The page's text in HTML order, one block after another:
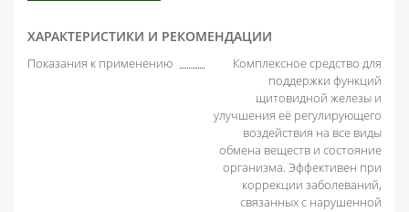
ХАРАКТЕРИСТИКИ И РЕКОМЕНДАЦИИ
Показания к применению
Комплексное средство для
поддержки функций
щитовидной железы и
улучшения её регулирующего
воздействия на все виды
обмена веществ и состояние
организма. Эффективен при
коррекции заболеваний,
связанных с нарушенной